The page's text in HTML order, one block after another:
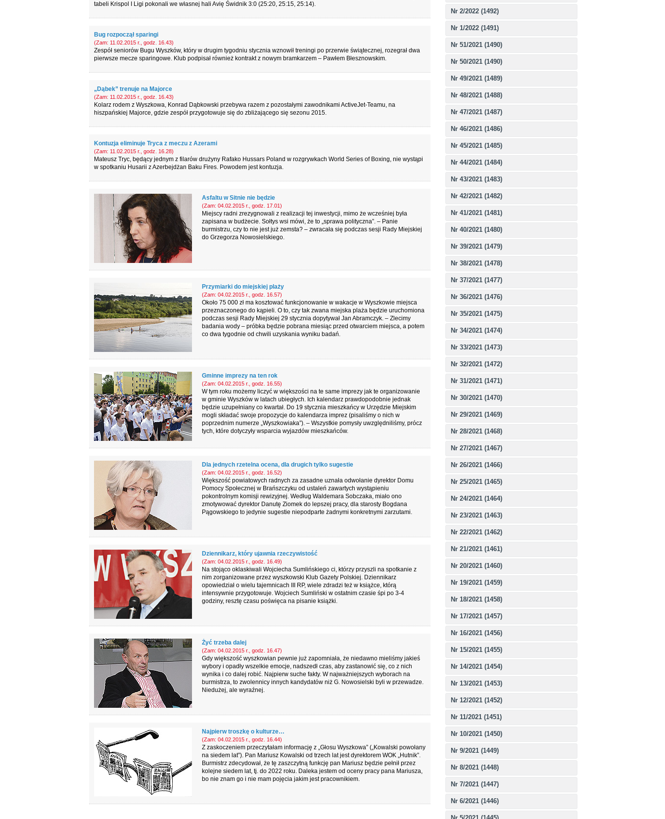
Nr 2/2022 (1492)
Nr 1/2022 (1491)
Nr 51/2021 (1490)
Nr 50/2021 (1490)
Nr 49/2021 (1489)
Nr 48/2021 (1488)
Nr 47/2021 (1487)
Nr 46/2021 (1486)
Nr 45/2021 (1485)
Nr 44/2021 (1484)
Nr 43/2021 (1483)
Nr 42/2021 (1482)
Nr 41/2021 (1481)
Nr 40/2021 (1480)
Nr 39/2021 (1479)
Nr 38/2021 (1478)
Nr 37/2021 (1477)
Nr 36/2021 (1476)
Nr 35/2021 (1475)
Nr 34/2021 (1474)
Nr 33/2021 (1473)
Nr 32/2021 (1472)
Nr 31/2021 (1471)
Nr 30/2021 (1470)
Nr 29/2021 (1469)
Nr 28/2021 (1468)
Nr 27/2021 (1467)
Nr 26/2021 (1466)
Nr 25/2021 (1465)
Nr 24/2021 (1464)
Nr 23/2021 (1463)
Nr 22/2021 (1462)
Nr 21/2021 (1461)
Nr 20/2021 (1460)
Nr 19/2021 (1459)
Nr 18/2021 (1458)
Nr 17/2021 (1457)
Nr 16/2021 (1456)
Nr 15/2021 (1455)
Nr 14/2021 (1454)
Nr 13/2021 (1453)
Nr 12/2021 (1452)
Nr 11/2021 (1451)
Nr 10/2021 (1450)
Nr 9/2021 (1449)
Nr 8/2021 (1448)
Nr 7/2021 (1447)
Nr 6/2021 (1446)
tabeli Krispol I Ligi pokonali we własnej hali Avię Świdnik 3:0 (25:20, 25:15, 25:14).
Bug rozpoczął sparingi
(Zam: 11.02.2015 r., godz. 16.43)
Zespół seniorów Bugu Wyszków, który w drugim tygodniu stycznia wznowił treningi po przerwie świątecznej, rozegrał dwa
pierwsze mecze sparingowe. Klub podpisał również kontrakt z nowym bramkarzem – Pawłem Błesznowskim.
„Dąbek” trenuje na Majorce
(Zam: 11.02.2015 r., godz. 16.43)
Kolarz rodem z Wyszkowa, Konrad Dąbkowski przebywa razem z pozostałymi zawodnikami ActiveJet-Teamu, na
hiszpańskiej Majorce, gdzie zespół przygotowuje się do zbliżającego się sezonu 2015.
Kontuzja eliminuje Tryca z meczu z Azerami
(Zam: 11.02.2015 r., godz. 16.28)
Mateusz Tryc, będący jednym z filarów drużyny Rafako Hussars Poland w rozgrywkach World Series of Boxing, nie wystąpi
w spotkaniu Husarii z Azerbejdżan Baku Fires. Powodem jest kontuzja.
Asfaltu w Sitnie nie będzie
(Zam: 04.02.2015 r., godz. 17.01)
Miejscy radni zrezygnowali z realizacji tej inwestycji, mimo że wcześniej była
zapisana w budżecie. Sołtys wsi mówi, że to „sprawa polityczna”. – Panie
burmistrzu, czy to nie jest już zemsta? – zwracała się podczas sesji Rady Miejskiej
do Grzegorza Nowosielskiego.
Przymiarki do miejskiej plaży
(Zam: 04.02.2015 r., godz. 16.57)
Około 75 000 zł ma kosztować funkcjonowanie w wakacje w Wyszkowie miejsca
przeznaczonego do kąpieli. O to, czy tak zwana miejska plaża będzie uruchomiona
podczas sesji Rady Miejskiej 29 stycznia dopytywał Jan Abramczyk. – Zlecimy
badania wody – próbka będzie pobrana miesiąc przed otwarciem miejsca, a potem
co dwa tygodnie od chwili uzyskania wyniku badań.
Gminne imprezy na ten rok
(Zam: 04.02.2015 r., godz. 16.55)
W tym roku możemy liczyć w większości na te same imprezy jak te organizowanie
w gminie Wyszków w latach ubiegłych. Ich kalendarz prawdopodobnie jednak
będzie uzupełniany co kwartał. Do 19 stycznia mieszkańcy w Urzędzie Miejskim
mogli składać swoje propozycje do kalendarza imprez (pisaliśmy o nich w
poprzednim numerze „Wyszkowiaka”). – Wszystkie pomysły uwzględniliśmy, prócz
tych, które dotyczyły wsparcia wyjazdów mieszkańców.
Dla jednych rzetelna ocena, dla drugich tylko sugestie
(Zam: 04.02.2015 r., godz. 16.52)
Większość powiatowych radnych za zasadne uznała odwołanie dyrektor Domu
Pomocy Społecznej w Brańszczyku od ustaleń zawartych wystąpieniu
pokontrolnym komisji rewizyjnej. Według Waldemara Sobczaka, miało ono
zmotywować dyrektor Danutę Ziomek do lepszej pracy, dla starosty Bogdana
Pągowskiego to jedynie sugestie niepodparte żadnymi konkretnymi zarzutami.
Dziennikarz, który ujawnia rzeczywistość
(Zam: 04.02.2015 r., godz. 16.49)
Na stojąco oklaskiwali Wojciecha Sumlińskiego ci, którzy przyszli na spotkanie z
nim zorganizowane przez wyszkowski Klub Gazety Polskiej. Dziennikarz
opowiedział o wielu tajemnicach III RP, wiele zdradzi też w książce, którą
intensywnie przygotowuje. Wojciech Sumliński w ostatnim czasie śpi po 3-4
godziny, resztę czasu poświęca na pisanie książki.
Żyć trzeba dalej
(Zam: 04.02.2015 r., godz. 16.47)
Gdy większość wyszkowian pewnie już zapomniała, że niedawno mieliśmy jakieś
wybory i opadły wszelkie emocje, nadszedł czas, aby zastanowić się, co z nich
wynika i co dalej robić. Najpierw suche fakty. W najważniejszych wyborach na
burmistrza, to zwolennicy innych kandydatów niż G. Nowosielski byli w przewadze.
Niedużej, ale wyraźnej.
Najpierw troszkę o kulturze…
(Zam: 04.02.2015 r., godz. 16.44)
Z zaskoczeniem przeczytałam informację z „Głosu Wyszkowa” („Kowalski powołany
na siedem lat”). Pan Mariusz Kowalski od trzech lat jest dyrektorem WOK „Hutnik”.
Burmistrz zdecydował, że tę zaszczytną funkcję pan Mariusz będzie pełnił przez
kolejne siedem lat, tj. do 2022 roku. Daleka jestem od oceny pracy pana Mariusza,
bo nie znam go i nie mam pojęcia jakim jest pracownikiem.